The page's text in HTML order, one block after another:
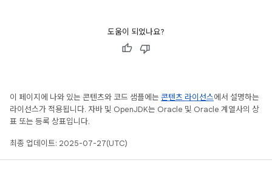
도움이 되었나요?
이 페이지에 나와 있는 콘텐츠와 코드 샘플에는 콘텐츠 라이선스에서 설명하는
라이선스가 적용됩니다. 자바 및 OpenJDK는 Oracle 및 Oracle 계열사의 상
표 또는 등록 상표입니다.
최종 업데이트: 2025-07-27(UTC)